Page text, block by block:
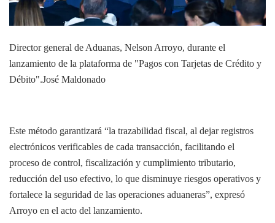
Director general de Aduanas, Nelson Arroyo, durante el
lanzamiento de la plataforma de "Pagos con Tarjetas de Crédito y
Débito".José Maldonado
Este método garantizará “la trazabilidad fiscal, al dejar registros
electrónicos verificables de cada transacción, facilitando el
proceso de control, fiscalización y cumplimiento tributario,
reducción del uso efectivo, lo que disminuye riesgos operativos y
fortalece la seguridad de las operaciones aduaneras”, expresó
Arroyo en el acto del lanzamiento.